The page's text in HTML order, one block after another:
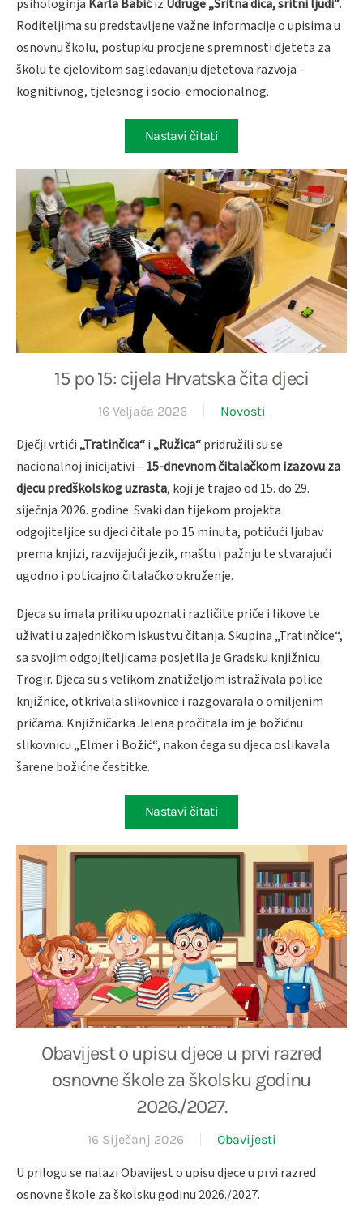
psihologinja Karla Babićiz Udruge „Sritna dica, sritni ljudi“.
Roditeljima su predstavljene važne informacije o upisima u
osnovnu školu, postupku procjene spremnosti djeteta za
školu te cjelovitom sagledavanju djetetova razvoja –
kognitivnog, tjelesnog i socio-emocionalnog.
Nastavi čitati
15 po 15: cijela Hrvatska čita djeci
16 Veljača 2026 Novosti
Dječji vrtići „Tratinčica“i „Ružica“pridružili su se
nacionalnoj inicijativi – 15-dnevnom čitalačkom izazovu za
djecu predškolskog uzrasta, koji je trajao od 15. do 29.
siječnja 2026. godine. Svaki dan tijekom projekta
odgojiteljice su djeci čitale po 15 minuta, potičući ljubav
prema knjizi, razvijajući jezik, maštu i pažnju te stvarajući
ugodno i poticajno čitalačko okruženje.
Djeca su imala priliku upoznati različite priče i likove te
uživati u zajedničkom iskustvu čitanja. Skupina „Tratinčice“,
sa svojim odgojiteljicama posjetila je Gradsku knjižnicu
Trogir. Djeca su s velikom znatiželjom istraživala police
knjižnice, otkrivala slikovnice i razgovarala o omiljenim
pričama. Knjižničarka Jelena pročitala im je božićnu
slikovnicu „Elmer i Božić“, nakon čega su djeca oslikavala
šarene božićne čestitke.
Nastavi čitati
Obavijest o upisu djece u prvi razred
osnovne škole za školsku godinu
2026./2027.
16 Siječanj 2026 Obavijesti
U prilogu se nalazi Obavijest o upisu djece u prvi razred
osnovne škole za školsku godinu 2026./2027.